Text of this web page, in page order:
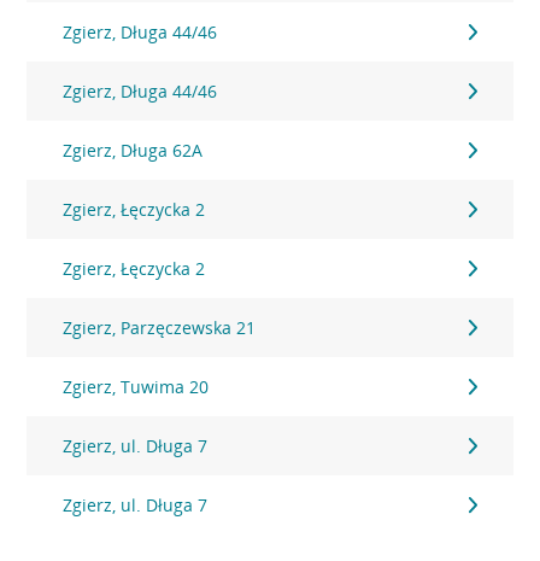
Zgierz, Długa 44/46
Zgierz, Długa 44/46
Zgierz, Długa 62A
Zgierz, Łęczycka 2
Zgierz, Łęczycka 2
Zgierz, Parzęczewska 21
Zgierz, Tuwima 20
Zgierz, ul. Długa 7
Zgierz, ul. Długa 7